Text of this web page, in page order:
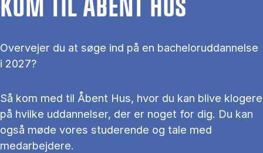
KOM TIL ÅBENT HUS
Overvejer du at søge ind på en bacheloruddannelse
i 2027?
Så kom med til Åbent Hus, hvor du kan blive klogere
på hvilke uddannelser, der er noget for dig. Du kan
også møde vores studerende og tale med
medarbejdere.